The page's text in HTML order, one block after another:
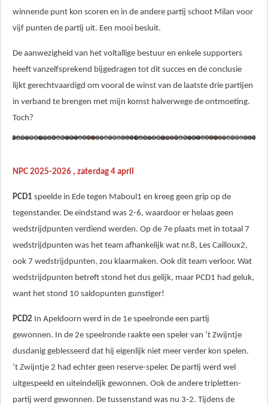
winnende punt kon scoren en in de andere partij schoot Milan voor
vijf punten de partij uit. Een mooi besluit.
De aanwezigheid van het voltallige bestuur en enkele supporters
heeft vanzelfsprekend bijgedragen tot dit succes en de conclusie
lijkt gerechtvaardigd om vooral de winst van de laatste drie partijen
in verband te brengen met mijn komst halverwege de ontmoeting.
Toch?
NPC 2025-2026 , zaterdag 4 april
PCD1 speelde in Ede tegen Maboul1 en kreeg geen grip op de
tegenstander. De eindstand was 2-6, waardoor er helaas geen
wedstrijdpunten verdiend werden. Op de 7e plaats met in totaal 7
wedstrijdpunten was het team afhankelijk wat nr.8, Les Cailloux2,
ook 7 wedstrijdpunten, zou klaarmaken. Ook dit team verloor. Wat
wedstrijdpunten betreft stond het dus gelijk, maar PCD1 had geluk,
want het stond 10 saldopunten gunstiger!
PCD2 In Apeldoorn werd in de 1e speelronde een partij
gewonnen. In de 2e speelronde raakte een speler van ‘t Zwijntje
dusdanig geblesseerd dat hij eigenlijk niet meer verder kon spelen.
‘t Zwijntje 2 had echter geen reserve-speler. De partij werd wel
uitgespeeld en uiteindelijk gewonnen. Ook de andere tripletten-
partij werd gewonnen. De tussenstand was nu 3-2. Tijdens de